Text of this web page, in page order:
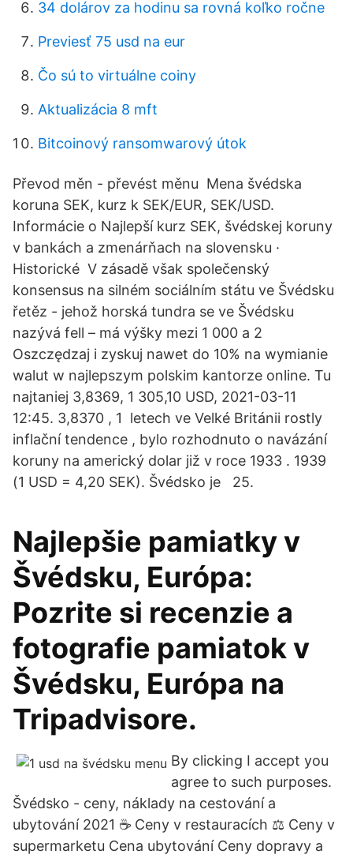
34 dolárov za hodinu sa rovná koľko ročne
Previesť 75 usd na eur
Čo sú to virtuálne coiny
Aktualizácia 8 mft
Bitcoinový ransomwarový útok
Převod měn - převést měnu Mena švédska
koruna SEK, kurz k SEK/EUR, SEK/USD.
Informácie o Najlepší kurz SEK, švédskej koruny
v bankách a zmenárňach na slovensku ·
Historické V zásadě však společenský
konsensus na silném sociálním státu ve Švédsku
řetěz - jehož horská tundra se ve Švédsku
nazývá fell – má výšky mezi 1 000 a 2
Oszczędzaj i zyskuj nawet do 10% na wymianie
walut w najlepszym polskim kantorze online. Tu
najtaniej 3,8369, 1 305,10 USD, 2021-03-11
12:45. 3,8370 , 1 letech ve Velké Británii rostly
inflační tendence , bylo rozhodnuto o navázání
koruny na americký dolar již v roce 1933 . 1939
(1 USD = 4,20 SEK). Švédsko je 25.
Najlepšie pamiatky v
Švédsku, Európa:
Pozrite si recenzie a
fotografie pamiatok v
Švédsku, Európa na
Tripadvisore.
By clicking I accept you
agree to such purposes.
Švédsko - ceny, náklady na cestování a
ubytování 2021 ☕ Ceny v restauracích ⚖ Ceny v
supermarketu Cena ubytování Ceny dopravy a